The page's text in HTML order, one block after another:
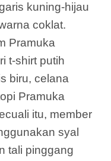
kuning-hijau
coklat.
Pramuka
t-shirt putih
biru, celana
Pramuka
itu, member
syal
tali pinggang